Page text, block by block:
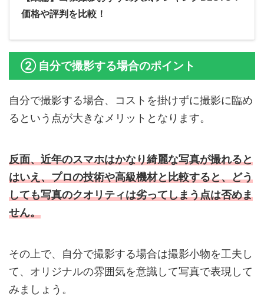
価格や評判を比較！
② 自分で撮影する場合のポイント
自分で撮影する場合、コストを掛けずに撮影に臨め
るという点が大きなメリットとなります。
反面、近年のスマホはかなり綺麗な写真が撮れると
はいえ、プロの技術や高級機材と比較すると、どう
しても写真のクオリティは劣ってしまう点は否めま
せん。
その上で、自分で撮影する場合は撮影小物を工夫し
て、オリジナルの雰囲気を意識して写真で表現して
みましょう。